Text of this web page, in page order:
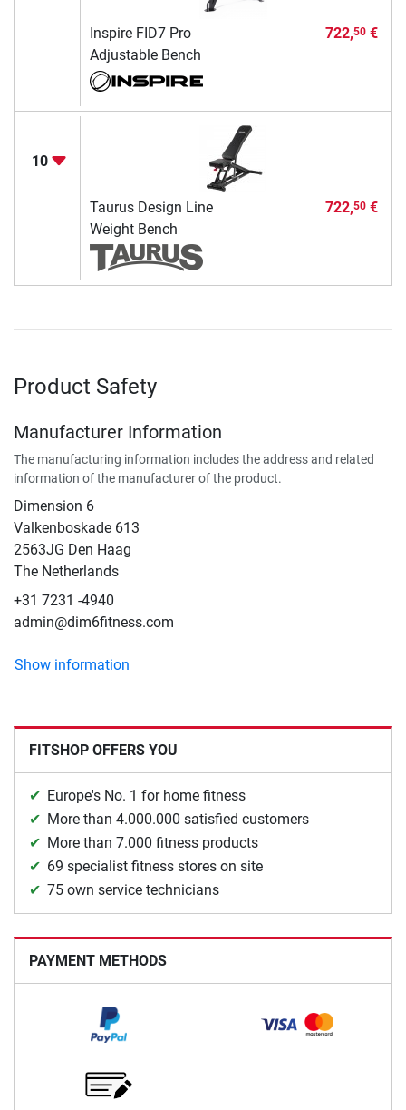
Inspire FID7 Pro
Adjustable Bench
722,50€
10
Taurus Design Line
Weight Bench
722,50€
Product Safety
Manufacturer Information
The manufacturing information includes the address and related
information of the manufacturer of the product.
Dimension 6
Valkenboskade 613
2563JG Den Haag
The Netherlands
+31 7231 -4940
admin@dim6fitness.com
Show information
FITSHOP OFFERS YOU
Europe's No. 1 for home fitness
More than 4.000.000 satisfied customers
More than 7.000 fitness products
69 specialist fitness stores on site
75 own service technicians
PAYMENT METHODS